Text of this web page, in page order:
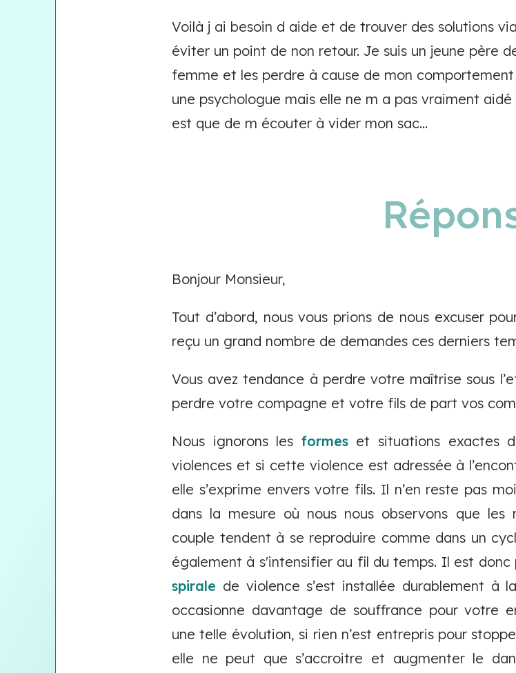
Voilà j ai besoin d aide et de trouver des solutions
éviter un point de non retour. Je suis un jeune père
femme et les perdre à cause de mon
une psychologue mais elle ne m a pas vraiment
est que de m écouter à vider mon sac...
Bonjour Monsieur,
Tout d’abord, nous vous prions de nous excuser
reçu un grand nombre de demandes ces derniers
Vous avez tendance à perdre votre maîtrise sous
perdre votre compagne et votre fils de part vos
Nous ignorons les formeset situations exactes
violences et si cette violence est adressée à
elle s’exprime envers votre fils. Il n’en reste pas
dans la mesure où nous nous observons que
couple tendent à se reproduire comme dans un
également à s'intensifier au fil du temps. Il est
spirale de violence s’est installée durablement à
occasionne davantage de souffrance pour votre
une telle évolution, si rien n’est entrepris pour
elle ne peut que s’accroitre et augmenter le